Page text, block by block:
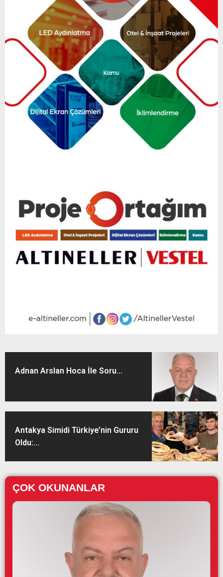
Adnan Arslan Hoca İle Soru...
Antakya Simidi Türkiye’nin Gururu
Oldu:...
ÇOK OKUNANLAR